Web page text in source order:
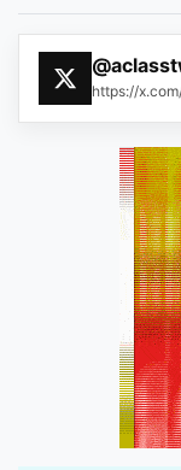
https://